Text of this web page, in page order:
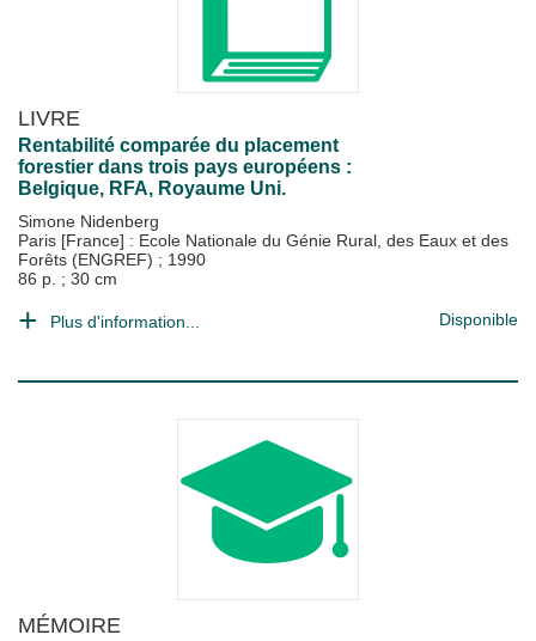
LIVRE
Rentabilité comparée du placement
forestier dans trois pays européens :
Belgique, RFA, Royaume Uni.
Simone Nidenberg
Paris [France] : Ecole Nationale du Génie Rural, des Eaux et des
Forêts (ENGREF) ; 1990
86 p. ; 30 cm
Plus d'information... Disponible
MÉMOIRE